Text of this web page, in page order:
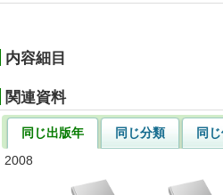
内容細目
関連資料
同じ出版年 同じ分類
同
2008